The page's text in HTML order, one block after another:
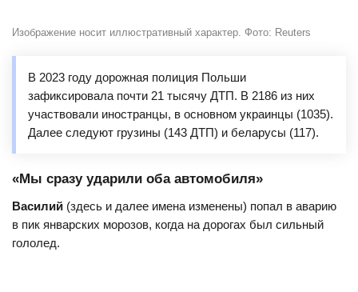
Изображение носит иллюстративный характер. Фото: Reuters
В 2023 году дорожная полиция Польши
зафиксировала почти 21 тысячу ДТП. В 2186 из них
участвовали иностранцы, в основном украинцы (1035).
Далее следуют грузины (143 ДТП) и беларусы (117).
«Мы сразу ударили оба автомобиля»
Василий (здесь и далее имена изменены) попал в аварию
в пик январских морозов, когда на дорогах был сильный
гололед.